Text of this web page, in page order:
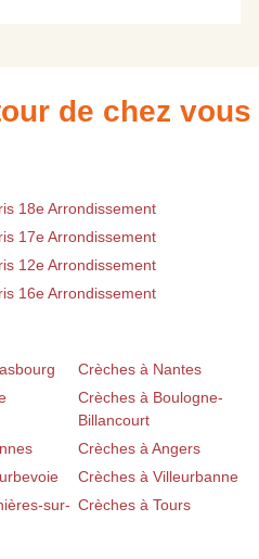
de chez vous
18e Arrondissement
17e Arrondissement
12e Arrondissement
16e Arrondissement
Crèches à Nantes
Crèches à Boulogne-
Billancourt
Crèches à Angers
Crèches à Villeurbanne
sur- Crèches à Tours